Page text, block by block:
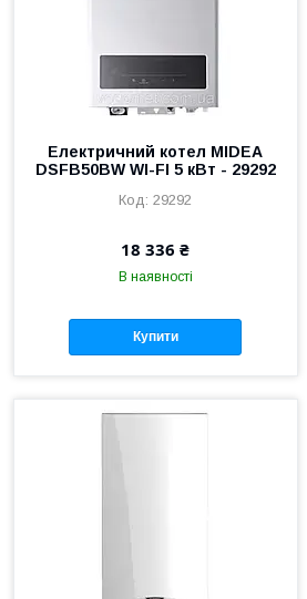
Електричний котел MIDEA
DSFB50BW WI-FI 5 кВт - 29292
29292
18 336 ₴
В наявності
Купити